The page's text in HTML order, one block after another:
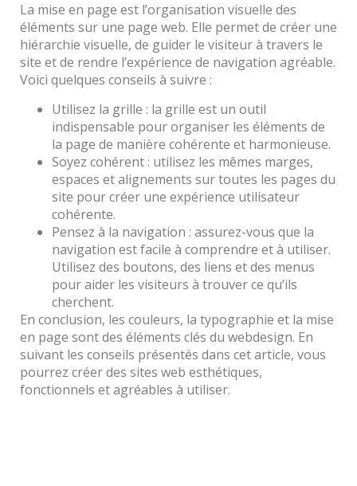
La mise en page est l’organisation visuelle des
éléments sur une page web. Elle permet de créer une
hiérarchie visuelle, de guider le visiteur à travers le
site et de rendre l’expérience de navigation agréable.
Voici quelques conseils à suivre :
Utilisez la grille : la grille est un outil
indispensable pour organiser les éléments de
la page de manière cohérente et harmonieuse.
Soyez cohérent : utilisez les mêmes marges,
espaces et alignements sur toutes les pages du
site pour créer une expérience utilisateur
cohérente.
Pensez à la navigation : assurez-vous que la
navigation est facile à comprendre et à utiliser.
Utilisez des boutons, des liens et des menus
pour aider les visiteurs à trouver ce qu’ils
cherchent.
En conclusion, les couleurs, la typographie et la mise
en page sont des éléments clés du webdesign. En
suivant les conseils présentés dans cet article, vous
pourrez créer des sites web esthétiques,
fonctionnels et agréables à utiliser.